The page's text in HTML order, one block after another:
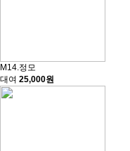
M14.정모
대여 25,000원